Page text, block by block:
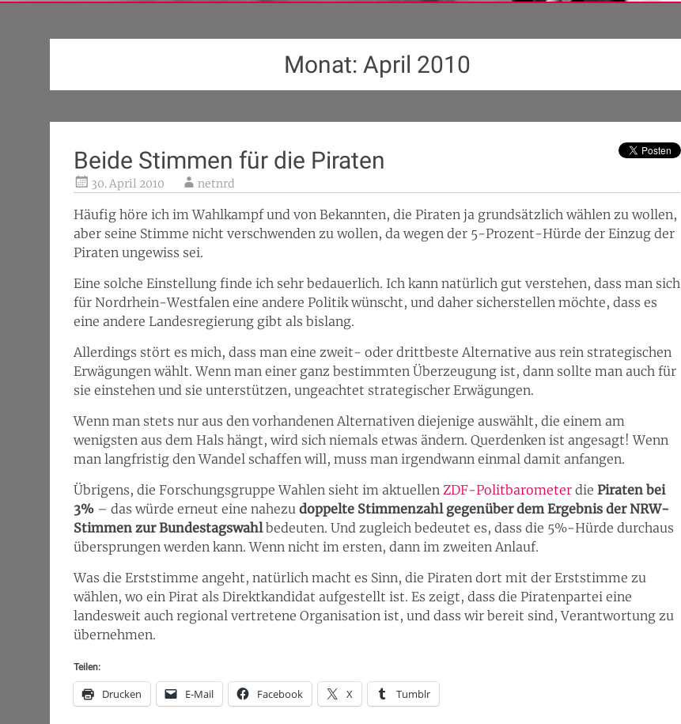
Monat:April 2010
Beide Stimmen für die Piraten
30. April 2010 netnrd
Häufig höre ich im Wahlkampf und von Bekannten, die Piraten ja grundsätzlich wählen zu wollen,
aber seine Stimme nicht verschwenden zu wollen, da wegen der 5-Prozent-Hürde der Einzug der
Piraten ungewiss sei.
Eine solche Einstellung finde ich sehr bedauerlich. Ich kann natürlich gut verstehen, dass man sich
für Nordrhein-Westfalen eine andere Politik wünscht, und daher sicherstellen möchte, dass es
eine andere Landesregierung gibt als bislang.
Allerdings stört es mich, dass man eine zweit- oder drittbeste Alternative aus rein strategischen
Erwägungen wählt. Wenn man einer ganz bestimmten Überzeugung ist, dann sollte man auch für
sie einstehen und sie unterstützen, ungeachtet strategischer Erwägungen.
Wenn man stets nur aus den vorhandenen Alternativen diejenige auswählt, die einem am
wenigsten aus dem Hals hängt, wird sich niemals etwas ändern. Querdenken ist angesagt! Wenn
man langfristig den Wandel schaffen will, muss man irgendwann einmal damit anfangen.
Übrigens, die Forschungsgruppe Wahlen sieht im aktuellen ZDF-Politbarometer die Piraten bei
3% – das würde erneut eine nahezu doppelte Stimmenzahl gegenüber dem Ergebnis der NRW-
Stimmen zur Bundestagswahlbedeuten. Und zugleich bedeutet es, dass die 5%-Hürde durchaus
übersprungen werden kann. Wenn nicht im ersten, dann im zweiten Anlauf.
Was die Erststimme angeht, natürlich macht es Sinn, die Piraten dort mit der Erststimme zu
wählen, wo ein Pirat als Direktkandidat aufgestellt ist. Es zeigt, dass die Piratenpartei eine
landesweit auch regional vertretene Organisation ist, und dass wir bereit sind, Verantwortung zu
übernehmen.
Teilen:
Drucken E-Mail Facebook X Tumblr